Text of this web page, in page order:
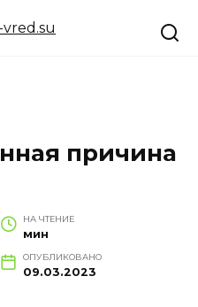
причина
НА ЧТЕНИЕ
мин
ОПУБЛИКОВАНО
09.03.2023